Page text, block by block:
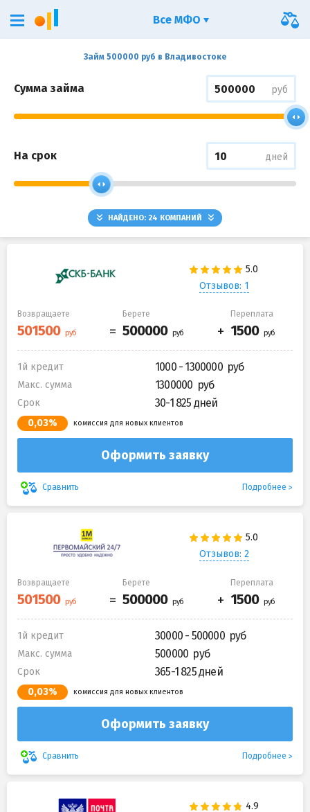
Займ 500000 руб в Владивостоке
Сумма займа руб
На срок дней
НАЙДЕНО: 24 КОМПАНИЙ
Отзывов: 1
Возвращаете Берете Переплата
1й кредит 1000 - 1300000
Макс. сумма 1300000
Срок 30-1 825 дней
0,03% комиссия для новых клиентов
Оформить заявку
Сравнить Подробнее
Отзывов: 2
Возвращаете Берете Переплата
1й кредит 30000 - 500000
Макс. сумма 500000
Срок 365-1 825 дней
0,03% комиссия для новых клиентов
Оформить заявку
Сравнить Подробнее
Все МФО